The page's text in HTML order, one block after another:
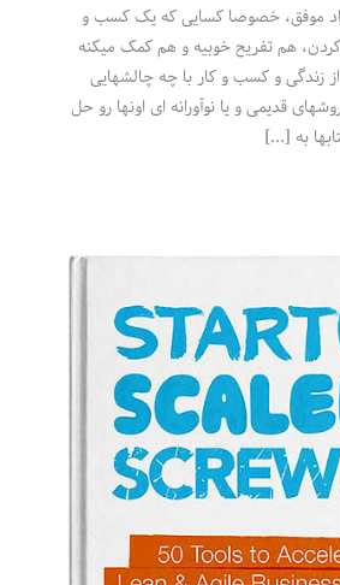
موفق، خصوصا کسایی که یک کسب و
هم تفریح خوبیه و هم کمک میکنه
زندگی و کسب و کار با چه چالشهایی
قدیمی و یا نوآورانه ای اونها رو حل
به […]